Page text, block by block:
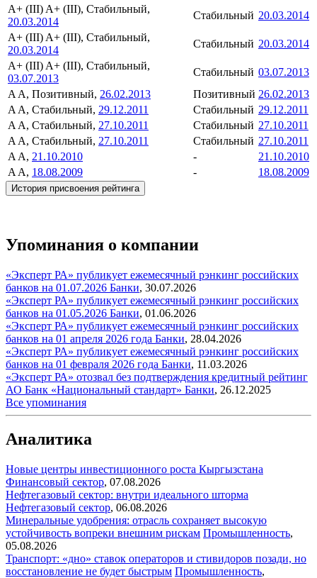
A+ (III) A+ (III), Стабильный,
20.03.2014
Стабильный 20.03.2014
A+ (III) A+ (III), Стабильный,
20.03.2014
Стабильный 20.03.2014
A+ (III) A+ (III), Стабильный,
03.07.2013
Стабильный 03.07.2013
A A, Позитивный, 26.02.2013 Позитивный 26.02.2013
A A, Стабильный, 29.12.2011 Стабильный 29.12.2011
A A, Стабильный, 27.10.2011 Стабильный 27.10.2011
A A, Стабильный, 27.10.2011 Стабильный 27.10.2011
A A, 21.10.2010 -
21.10.2010
A A, 18.08.2009 - 18.08.2009
История присвоения рейтинга
Упоминания о компании
«Эксперт РА» публикует ежемесячный рэнкинг российских
банков на 01.07.2026 Банки, 30.07.2026
«Эксперт РА» публикует ежемесячный рэнкинг российских
банков на 01.05.2026 Банки, 01.06.2026
«Эксперт РА» публикует ежемесячный рэнкинг российских
банков на 01 апреля 2026 года Банки, 28.04.2026
«Эксперт РА» публикует ежемесячный рэнкинг российских
банков на 01 февраля 2026 года Банки, 11.03.2026
«Эксперт РА» отозвал без подтверждения кредитный рейтинг
АО Банк «Национальный стандарт» Банки, 26.12.2025
Все упоминания
Аналитика
Новые центры инвестиционного роста Кыргызстана
Финансовый сектор, 07.08.2026
Нефтегазовый сектор: внутри идеального шторма
Нефтегазовый сектор, 06.08.2026
Минеральные удобрения: отрасль сохраняет высокую
устойчивость вопреки внешним рискам Промышленность,
05.08.2026
Транспорт: «дно» ставок операторов и стивидоров позади, но
восстановление не будет быстрым Промышленность,